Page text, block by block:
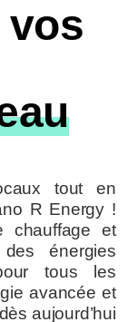
vos
tout en
R Energy !
chauffage et
énergies
tous les
avancée et
aujourd’hui